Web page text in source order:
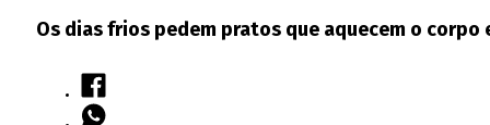
Os dias frios pedem pratos que aquecem o